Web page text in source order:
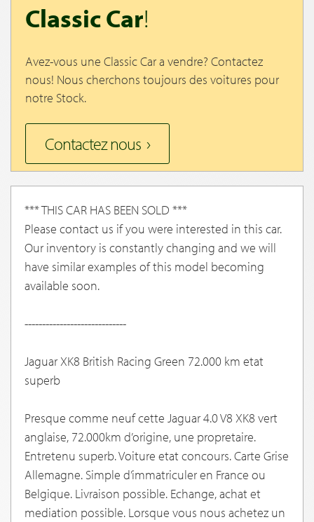
Classic Car!
Avez-vous une Classic Car a vendre? Contactez
nous! Nous cherchons toujours des voitures pour
notre Stock.
Contactez nous
*** THIS CAR HAS BEEN SOLD ***
Please contact us if you were interested in this car.
Our inventory is constantly changing and we will
have similar examples of this model becoming
available soon.
-----------------------------
Jaguar XK8 British Racing Green 72.000 km etat
superb
Presque comme neuf cette Jaguar 4.0 V8 XK8 vert
anglaise, 72.000km d’origine, une propretaire.
Entretenu superb. Voiture etat concours. Carte Grise
Allemagne. Simple d’immatriculer en France ou
Belgique. Livraison possible. Echange, achat et
mediation possible. Lorsque vous nous achetez un